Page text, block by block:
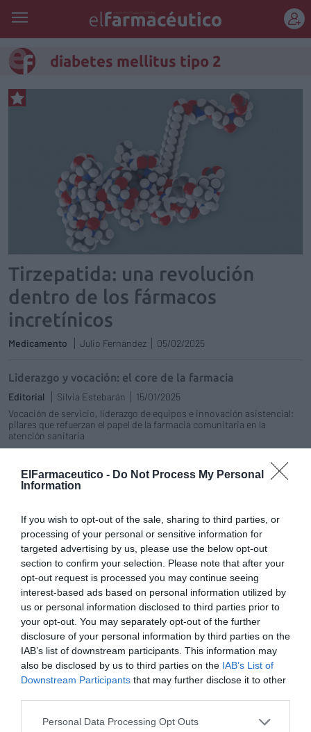
ElFarmaceutico - Do Not Process My Personal
Information
If you wish to opt-out of the sale, sharing to third parties, or
processing of your personal or sensitive information for
targeted advertising by us, please use the below opt-out
section to confirm your selection. Please note that after your
opt-out request is processed you may continue seeing
interest-based ads based on personal information utilized by
us or personal information disclosed to third parties prior to
your opt-out. You may separately opt-out of the further
disclosure of your personal information by third parties on the
IAB’s list of downstream participants. This information may
also be disclosed by us to third parties on the IAB’s List of
Downstream Participants that may further disclose it to other
Personal Data Processing Opt Outs
diabetes mellitus tipo 2
Tirzepatida: una revolución
dentro de los fármacos
incretínicos
Medicamento Julio Fernández 05/02/2025
Liderazgo y vocación: el core de la farmacia
Editorial Silvia Estebarán
15/01/2025
Vocación de servicio, liderazgo de equipos e innovación asistencial:
pilares que refuerzan el papel de la farmacia comunitaria en la
atención sanitaria
Semaglutida, el tratamiento en
boca de todos para la diabetes tipo
Medicamento
Julio Fernández
03/06/2024
Nuevas alternativas en el
tratamiento de la diabetes mellitus
tipo 2
Asistencial
26/07/2022
Reguladores de incretinas agonistas del
receptor del GLP-1 (AR-GLP-1)
Farmacia I+ desarrolla una campaña
sobre la detección precoz de la
28/10/2021